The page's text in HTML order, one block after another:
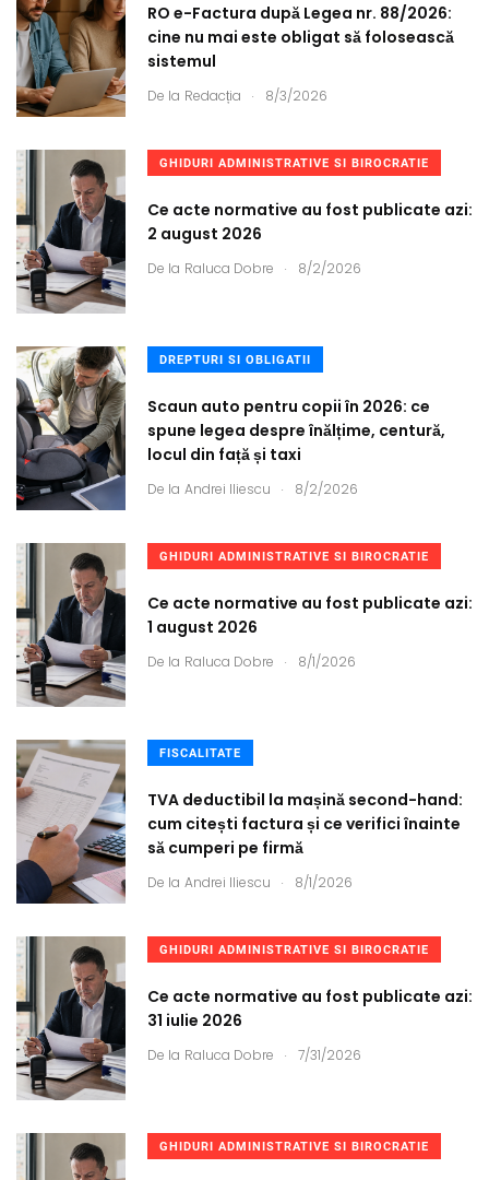
RO e-Factura după Legea nr. 88/2026:
cine nu mai este obligat să folosească
sistemul
De la Redacția . 8/3/2026
GHIDURI ADMINISTRATIVE SI BIROCRATIE
Ce acte normative au fost publicate azi:
2 august 2026
De la Raluca Dobre . 8/2/2026
DREPTURI SI OBLIGATII
Scaun auto pentru copii în 2026: ce
spune legea despre înălțime, centură,
locul din față și taxi
De la Andrei Iliescu . 8/2/2026
GHIDURI ADMINISTRATIVE SI BIROCRATIE
Ce acte normative au fost publicate azi:
1 august 2026
De la Raluca Dobre . 8/1/2026
FISCALITATE
TVA deductibil la mașină second-hand:
cum citești factura și ce verifici înainte
să cumperi pe firmă
De la Andrei Iliescu . 8/1/2026
GHIDURI ADMINISTRATIVE SI BIROCRATIE
Ce acte normative au fost publicate azi:
31 iulie 2026
De la Raluca Dobre . 7/31/2026
GHIDURI ADMINISTRATIVE SI BIROCRATIE